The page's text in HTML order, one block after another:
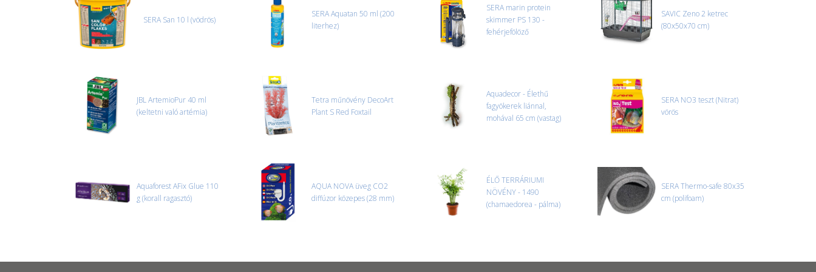
SERA San 10 l (vödrös)
SERA Aquatan 50 ml (200
literhez)
SERA marin protein
skimmer PS 130 -
fehérjefölöző
SAVIC Zeno 2 ketrec
(80x50x70 cm)
JBL ArtemioPur 40 ml
(keltetni való artémia)
Tetra műnövény DecoArt
Plant S Red Foxtail
Aquadecor - Élethű
fagyökerek liánnal,
mohával 65 cm (vastag)
SERA NO3 teszt (Nitrat)
vörös
Aquaforest AFix Glue 110
g (korall ragasztó)
AQUA NOVA üveg CO2
diffúzor közepes (28 mm)
ÉLŐ TERRÁRIUMI
NÖVÉNY - 1490
(chamaedorea - pálma)
SERA Thermo-safe 80x35
cm (polifoam)